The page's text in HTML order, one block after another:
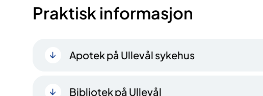
Praktisk informasjon
Apotek på Ullevål sykehus
Bibliotek på Ullevål